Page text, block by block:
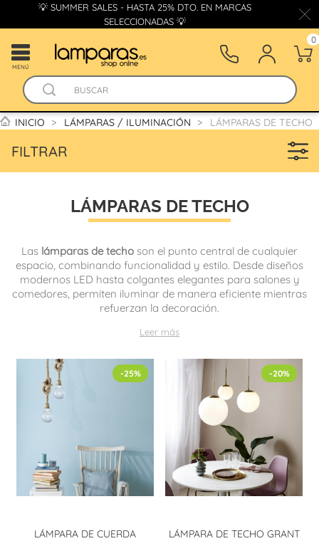
💡 SUMMER SALES - HASTA 25% DTO. EN MARCAS
SELECCIONADAS 💡
MENÚ
0
INICIO LÁMPARAS / ILUMINACIÓN LÁMPARAS DE TECHO
FILTRAR
LÁMPARAS DE TECHO
Las lámparas de techo son el punto central de cualquier
espacio, combinando funcionalidad y estilo. Desde diseños
modernos LED hasta colgantes elegantes para salones y
comedores, permiten iluminar de manera eficiente mientras
refuerzan la decoración.
Leer más
LÁMPARA DE CUERDA
-25%
LÁMPARA DE TECHO GRANT
-20%